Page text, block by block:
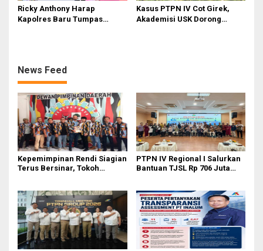
Ricky Anthony Harap
Kapolres Baru Tumpas
Kasus PTPN IV Cot Girek,
Akademisi USK Dorong
News Feed
Kepemimpinan Rendi Siagian
Terus Bersinar, Tokoh
PTPN IV Regional I Salurkan
Bantuan TJSL Rp 706 Juta